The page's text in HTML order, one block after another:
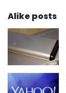
Alike posts